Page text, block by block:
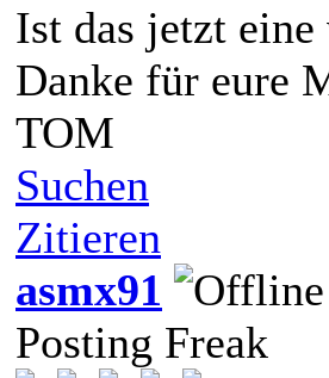
Ist das jetzt eine
Danke für eure
TOM
Suchen
Zitieren
asmx91
Posting Freak